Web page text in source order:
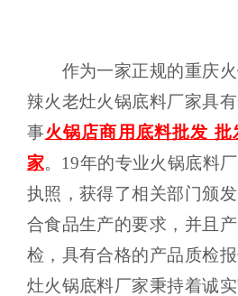
作为一家正规的重庆火
辣火老灶火锅底料厂家具
事火锅店商用底料批发
家。19年的专业火锅底料
执照，获得了相关部门颁
合食品生产的要求，并且
检，具有合格的产品质检
灶火锅底料厂家秉持着诚